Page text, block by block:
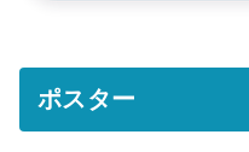
ポスター